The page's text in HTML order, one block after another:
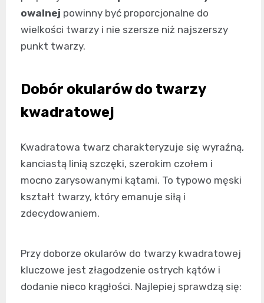
owalnej powinny być proporcjonalne do
wielkości twarzy i nie szersze niż najszerszy
punkt twarzy.
Dobór okularów do twarzy
kwadratowej
Kwadratowa twarz charakteryzuje się wyraźną,
kanciastą linią szczęki, szerokim czołem i
mocno zarysowanymi kątami. To typowo męski
kształt twarzy, który emanuje siłą i
zdecydowaniem.
Przy doborze okularów do twarzy kwadratowej
kluczowe jest złagodzenie ostrych kątów i
dodanie nieco krągłości. Najlepiej sprawdzą się: